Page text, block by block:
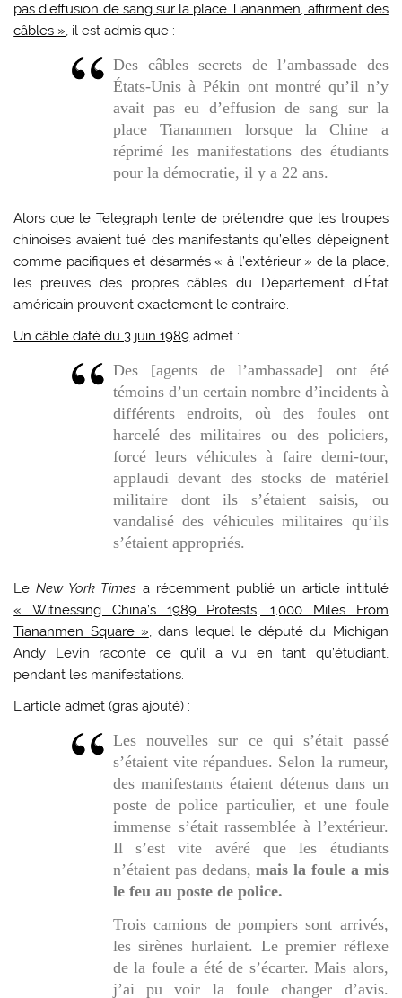
pas d’effusion de sang sur la place Tiananmen, affirment des
câbles », il est admis que :
Des câbles secrets de l’ambassade des
États-Unis à Pékin ont montré qu’il n’y
avait pas eu d’effusion de sang sur la
place Tiananmen lorsque la Chine a
réprimé les manifestations des étudiants
pour la démocratie, il y a 22 ans.
Alors que le Telegraph tente de prétendre que les troupes
chinoises avaient tué des manifestants qu’elles dépeignent
comme pacifiques et désarmés « à l’extérieur » de la place,
les preuves des propres câbles du Département d’État
américain prouvent exactement le contraire.
Un câble daté du 3 juin 1989 admet :
Des [agents de l’ambassade] ont été
témoins d’un certain nombre d’incidents à
différents endroits, où des foules ont
harcelé des militaires ou des policiers,
forcé leurs véhicules à faire demi-tour,
applaudi devant des stocks de matériel
militaire dont ils s’étaient saisis, ou
vandalisé des véhicules militaires qu’ils
s’étaient appropriés.
Le New York Times a récemment publié un article intitulé
« Witnessing China’s 1989 Protests, 1,000 Miles From
Tiananmen Square », dans lequel le député du Michigan
Andy Levin raconte ce qu’il a vu en tant qu’étudiant,
pendant les manifestations.
L’article admet (gras ajouté) :
Les nouvelles sur ce qui s’était passé
s’étaient vite répandues. Selon la rumeur,
des manifestants étaient détenus dans un
poste de police particulier, et une foule
immense s’était rassemblée à l’extérieur.
Il s’est vite avéré que les étudiants
n’étaient pas dedans,mais la foule a mis
le feu au poste de police.
Trois camions de pompiers sont arrivés,
les sirènes hurlaient. Le premier réflexe
de la foule a été de s’écarter. Mais alors,
j’ai pu voir la foule changer d’avis.